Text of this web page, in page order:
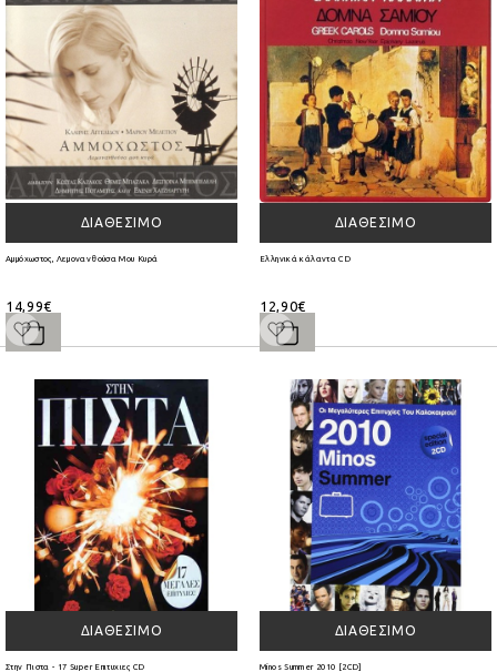
ΔΙΑΘΈΣΙΜΟ
Αμμόχωστος, Λεμονανθούσα Μου Κυρά
14,99€
ΔΙΑΘΈΣΙΜΟ
Ελληνικά κάλαντα CD
12,90€
ΔΙΑΘΈΣΙΜΟ
Στην Πιστα - 17 Super Επιτυχιες CD
ΔΙΑΘΈΣΙΜΟ
Minos Summer 2010 [2CD]